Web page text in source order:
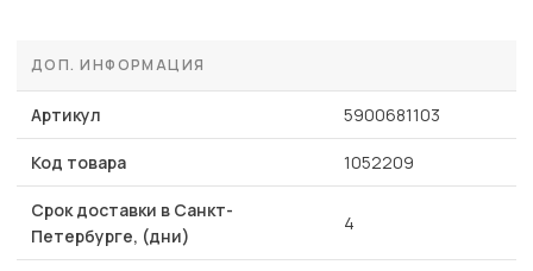
ДОП. ИНФОРМАЦИЯ
Артикул 5900681103
Код товара 1052209
Срок доставки в Санкт-
Петербурге, (дни)
4